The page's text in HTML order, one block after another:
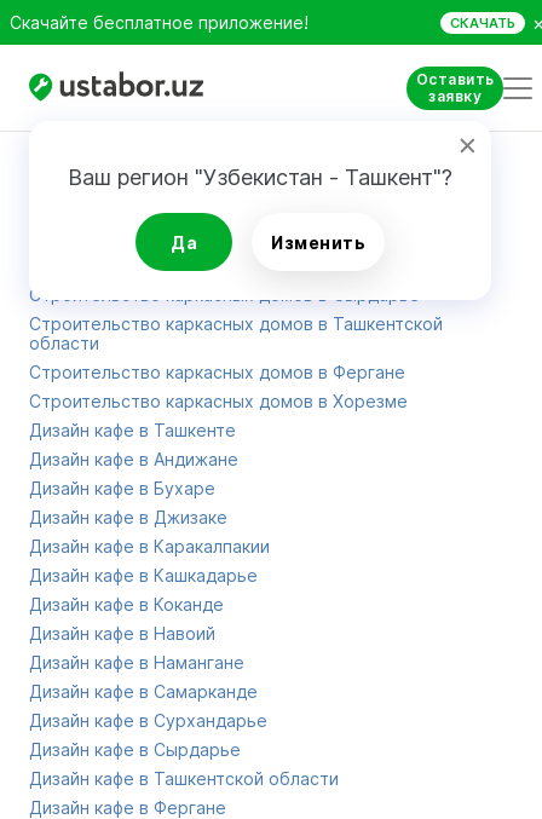
Скачайте бесплатное приложение! СКАЧАТЬ
Оставить
заявку
Ваш регион "Узбекистан - Ташкент"?
Да Изменить
Карта сайта
Строительство каркасных домов в Самарканде
Строительство каркасных домов в Сурхандарье
Строительство каркасных домов в Сырдарье
Строительство каркасных домов в Ташкентской
области
Строительство каркасных домов в Фергане
Строительство каркасных домов в Хорезме
Дизайн кафе в Ташкенте
Дизайн кафе в Андижане
Дизайн кафе в Бухаре
Дизайн кафе в Джизаке
Дизайн кафе в Каракалпакии
Дизайн кафе в Кашкадарье
Дизайн кафе в Коканде
Дизайн кафе в Навоий
Дизайн кафе в Намангане
Дизайн кафе в Самарканде
Дизайн кафе в Сурхандарье
Дизайн кафе в Сырдарье
Дизайн кафе в Ташкентской области
Дизайн кафе в Фергане